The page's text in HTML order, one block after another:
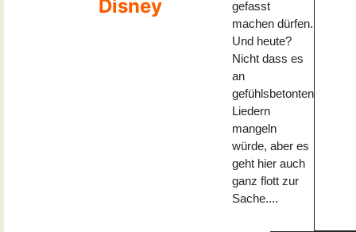
Disney
gefasst
machen dürfen.
Und heute?
Nicht dass es
an
gefühlsbetonten
Liedern
mangeln
würde, aber es
geht hier auch
ganz flott zur
Sache....